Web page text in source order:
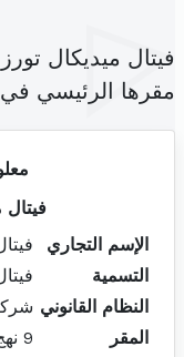
فيتال ميديكال
مقرها الرئيسي في 9 نهج ابن الجزار باب بحر (
فيتال
الإسم التجاري
التسمية
النظام القانوني
المقر
9 نهج ابن الجزار باب بحر